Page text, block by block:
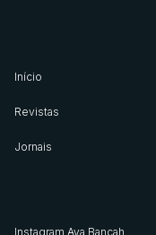
Início
Revistas
Jornais
Instagram Aya Bancah